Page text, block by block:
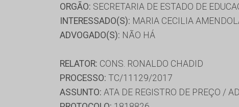
ORGÃO: SECRETARIA DE ESTADO DE
INTERESSADO(S): MARIA CECILIA
ADVOGADO(S): NÃO HÁ
RELATOR: CONS. RONALDO CHADID
PROCESSO: TC/11129/2017
ASSUNTO: ATA DE REGISTRO DE PREÇO /